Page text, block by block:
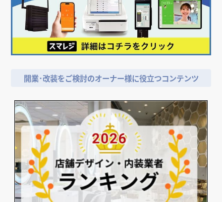
開業･改装をご検討のオーナー様に役立つコンテンツ